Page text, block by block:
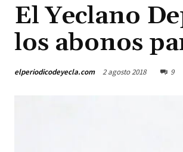
El Yeclano
los abonos
elperiodicodeyecla.com 2 agosto 2018 9